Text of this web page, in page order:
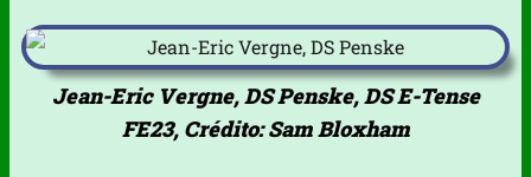
Jean-Eric Vergne, DS Penske, DS E-Tense
FE23, Crédito: Sam Bloxham